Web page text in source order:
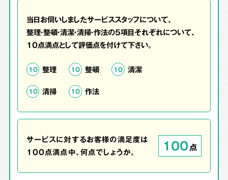
当日お伺いしましたサービススタッフについて、
整理・整頓・清潔・清掃・作法の5項目それぞれについて、
10点満点として評価点を付けて下さい。
10 整理 10 整頓 10 清潔
10 清掃 10 作法
サービスに対するお客様の満足度は
100点満点中、何点でしょうか。
100点